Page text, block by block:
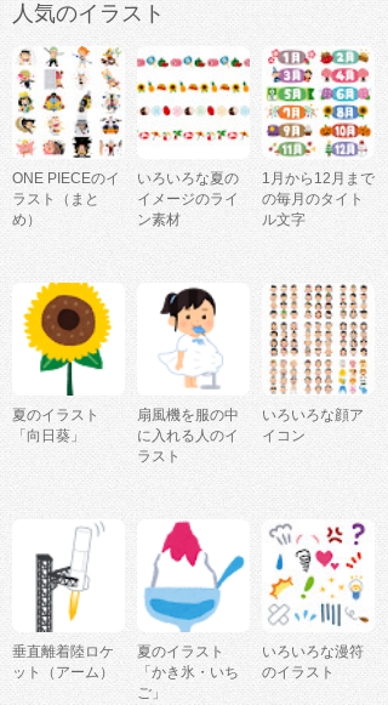
人気のイラスト
ONE PIECEのイ
ラスト（まと
め）
いろいろな夏の
イメージのライ
ン素材
1月から12月まで
の毎月のタイト
ル文字
夏のイラスト
「向日葵」
扇風機を服の中
に入れる人のイ
ラスト
いろいろな顔ア
イコン
垂直離着陸ロケ
ット（アーム）
夏のイラスト
「かき氷・いち
ご」
いろいろな漫符
のイラスト